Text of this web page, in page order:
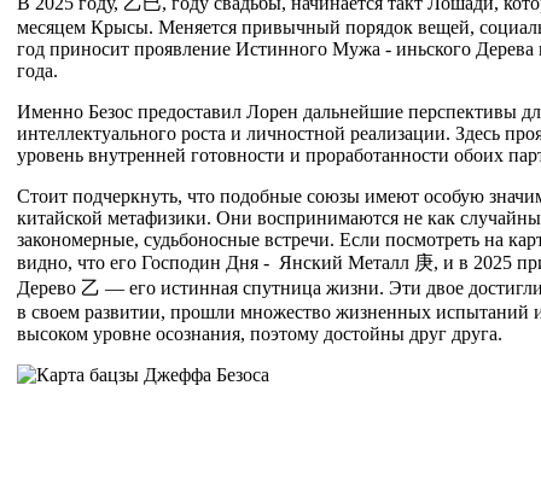
месяцем Крысы. Меняется привычный порядок вещей,
год приносит проявление Истинного Мужа - иньского Дерева
года.
Именно Безос предоставил Лорен дальнейшие перспективы
интеллектуального роста и личностной реализации. Здесь
уровень внутренней готовности и проработанности обоих
Стоит подчеркнуть, что подобные союзы имеют особую
китайской метафизики. Они воспринимаются не как
закономерные, судьбоносные встречи. Если посмотреть на
видно, что его Господин Дня - Янский Металл 庚, и в 2025
Дерево 乙 — его истинная спутница жизни. Эти двое
в своем развитии, прошли множество жизненных испытаний и
высоком уровне осознания, поэтому достойны друг друга.